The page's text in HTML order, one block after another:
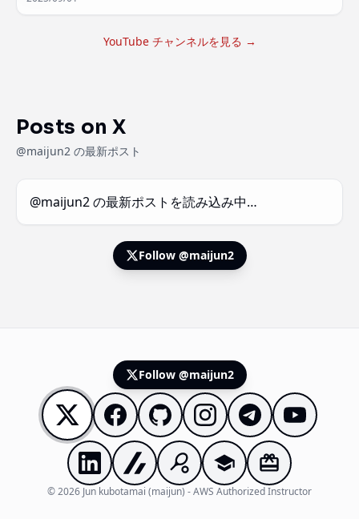
YouTube チャンネルを見る →
Posts on X
@maijun2 の最新ポスト
@maijun2 の最新ポストを読み込み中…
Follow @maijun2
Follow @maijun2
© 2026 Jun kubotamai (maijun) - AWS Authorized Instructor